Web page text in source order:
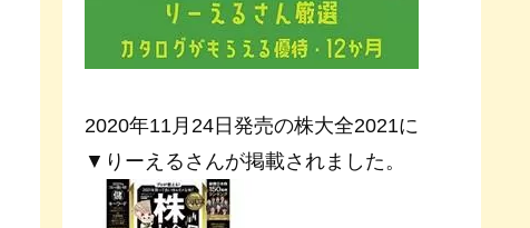
2020年11月24日発売の株大全2021に
▼りーえるさんが掲載されました。